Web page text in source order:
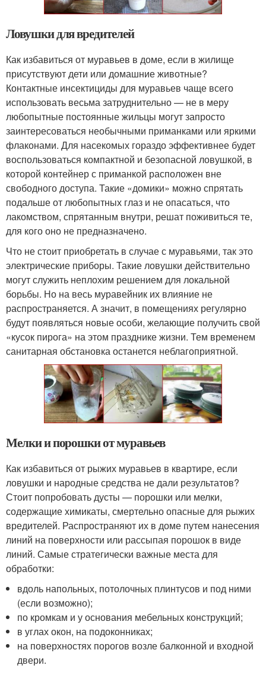
Ловушки для вредителей
Как избавиться от муравьев в доме, если в жилище
присутствуют дети или домашние животные?
Контактные инсектициды для муравьев чаще всего
использовать весьма затруднительно — не в меру
любопытные постоянные жильцы могут запросто
заинтересоваться необычными приманками или яркими
флаконами. Для насекомых гораздо эффективнее будет
воспользоваться компактной и безопасной ловушкой, в
которой контейнер с приманкой расположен вне
свободного доступа. Такие «домики» можно спрятать
подальше от любопытных глаз и не опасаться, что
лакомством, спрятанным внутри, решат поживиться те,
для кого оно не предназначено.
Что не стоит приобретать в случае с муравьями, так это
электрические приборы. Такие ловушки действительно
могут служить неплохим решением для локальной
борьбы. Но на весь муравейник их влияние не
распространяется. А значит, в помещениях регулярно
будут появляться новые особи, желающие получить свой
«кусок пирога» на этом празднике жизни. Тем временем
санитарная обстановка останется неблагоприятной.
Мелки и порошки от муравьев
Как избавиться от рыжих муравьев в квартире, если
ловушки и народные средства не дали результатов?
Стоит попробовать дусты — порошки или мелки,
содержащие химикаты, смертельно опасные для рыжих
вредителей. Распространяют их в доме путем нанесения
линий на поверхности или рассыпая порошок в виде
линий. Самые стратегически важные места для
обработки:
вдоль напольных, потолочных плинтусов и под ними
(если возможно);
по кромкам и у основания мебельных конструкций;
в углах окон, на подоконниках;
на поверхностях порогов возле балконной и входной
двери.